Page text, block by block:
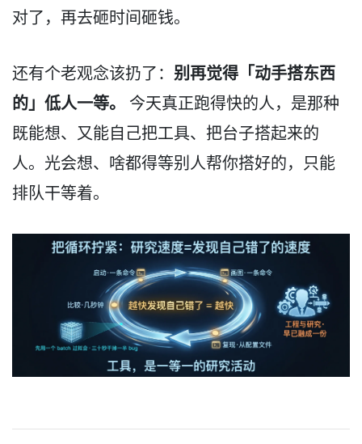
对了，再去砸时间砸钱。
还有个老观念该扔了： 别再觉得「动手搭东西
的」低人一等。
今天真正跑得快的人，是那种
既能想、又能自己把工具、把台子搭起来的
人。光会想、啥都得等别人帮你搭好的，只能
排队干等着。